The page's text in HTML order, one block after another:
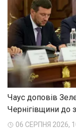
Чаус доповів
Чернігівщини до
06 СЕРПНЯ 2026,